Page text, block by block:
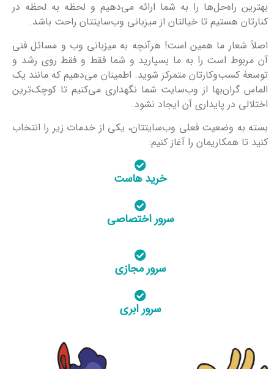
بهترین راه‌حل‌ها را به شما ارائه می‌دهیم و لحظه به لحظه در
کنارتان هستیم تا خیالتان از میزبانی وب‌سایتتان راحت باشد.
اصلاً شعار ما همین است! هرآنچه به میزبانی وب و مسائل فنی
آن مربوط است را به ما بسپارید و شما فقط و فقط روی رشد و
توسعۀ کسب‌وکارتان متمرکز شوید. اطمینان می‌دهیم که مانند یک
الماس گران‌بها از وب‌سایت شما نگهداری می‌کنیم تا کوچک‌ترین
اختلالی در پایداری آن ایجاد نشود.
بسته به وضعیت فعلی وب‌سایتتان، یکی از خدمات زیر را انتخاب
کنید تا همکاریمان را آغاز کنیم:
خرید هاست
سرور اختصاصی
سرور مجازی
سرور ابری